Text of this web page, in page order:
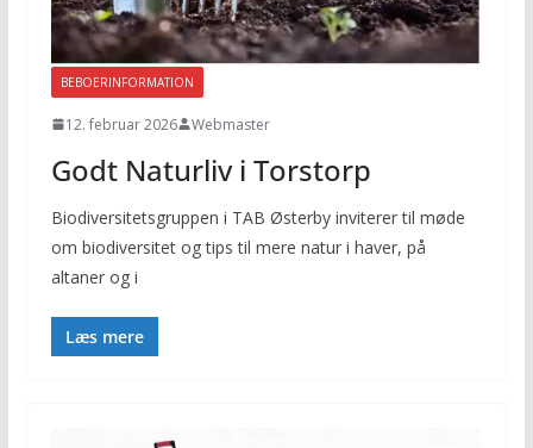
BEBOERINFORMATION
12. februar 2026 Webmaster
Godt Naturliv i Torstorp
Biodiversitetsgruppen i TAB Østerby inviterer til møde
om biodiversitet og tips til mere natur i haver, på
altaner og i
Læs mere